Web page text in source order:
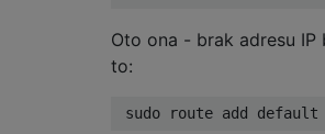
Oto ona - brak adresu IP
to: